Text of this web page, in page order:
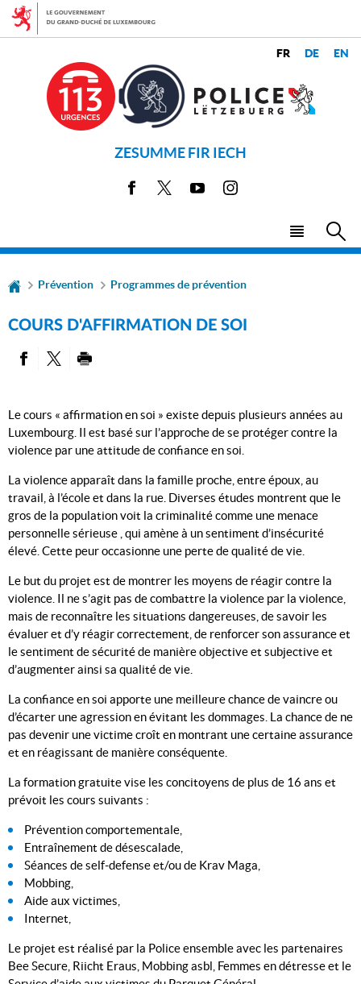
Aller
Aller
ZESUMME FIR IECH
Facebook YoutubeInstagram
Menu
LANGUE
Prévention Programmes de prévention
COURS D'AFFIRMATION DE SOI
Le cours « affirmation en soi » existe depuis plusieurs années au
Luxembourg. Il est basé sur l’approche de se protéger contre la
violence par une attitude de confiance en soi.
La violence apparaît dans la famille proche, entre époux, au
travail, à l’école et dans la rue. Diverses études montrent que le
gros de la population voit la criminalité comme une menace
personnelle sérieuse , qui amène à un sentiment d’insécurité
élevé. Cette peur occasionne une perte de qualité de vie.
Le but du projet est de montrer les moyens de réagir contre la
violence. Il ne s’agit pas de combattre la violence par la violence,
mais de reconnaître les situations dangereuses, de savoir les
évaluer et d’y réagir correctement, de renforcer son assurance et
le sentiment de sécurité de manière objective et subjective et
d’augmenter ainsi sa qualité de vie.
La confiance en soi apporte une meilleure chance de vaincre ou
d’écarter une agression en évitant les dommages. La chance de ne
pas devenir une victime croît en montrant une certaine assurance
et en réagissant de manière conséquente.
La formation gratuite vise les concitoyens de plus de 16 ans et
prévoit les cours suivants :
Prévention comportementale,
Entraînement de désescalade,
Séances de self-defense et/ou de Krav Maga,
Mobbing,
Aide aux victimes,
Internet,
Le projet est réalisé par la Police ensemble avec les partenaires
Bee Secure, Riicht Eraus, Mobbing asbl, Femmes en détresse et le